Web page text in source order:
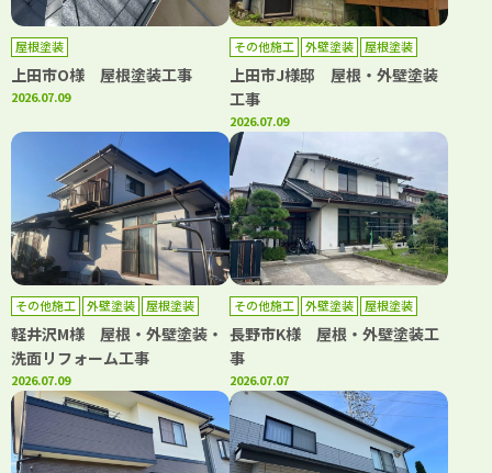
屋根塗装
上田市O様 屋根塗装工事
2026.07.09
その他施工 外壁塗装 屋根塗装
上田市J様邸 屋根・外壁塗装
工事
2026.07.09
その他施工 外壁塗装 屋根塗装
軽井沢M様 屋根・外壁塗装・
洗面リフォーム工事
2026.07.09
その他施工 外壁塗装 屋根塗装
長野市K様 屋根・外壁塗装工
事
2026.07.07